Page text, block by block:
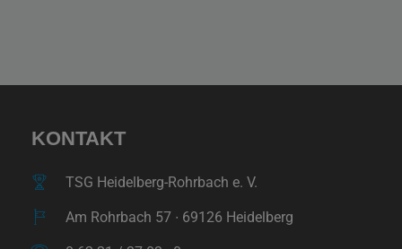
KONTAKT
TSG Heidelberg-Rohrbach e. V.
Am Rohrbach 57 ∙ 69126 Heidelberg